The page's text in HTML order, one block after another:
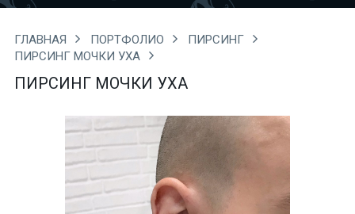
ГЛАВНАЯ ПОРТФОЛИО
ПИРСИНГ
ПИРСИНГ МОЧКИ УХА
ПИРСИНГ МОЧКИ УХА